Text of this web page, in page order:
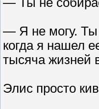
— Я не могу. Ты
когда я нашел
тысяча жизней
Элис просто